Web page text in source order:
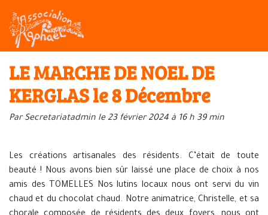
LE MARCHE DE NOEL DE
KERGLAS le 8 Décembre
Par Secretariatadmin le 23 février 2024 à 16 h 39 min
Les créations artisanales des résidents. C’était de toute
beauté ! Nous avons bien sûr laissé une place de choix à nos
amis des TOMELLES Nos lutins locaux nous ont servi du vin
chaud et du chocolat chaud. Notre animatrice, Christelle, et sa